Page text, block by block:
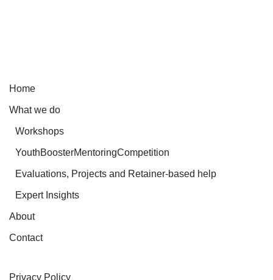
Home
What we do
Workshops
YouthBoosterMentoringCompetition
Evaluations, Projects and Retainer-based help
Expert Insights
About
Contact
Privacy Policy